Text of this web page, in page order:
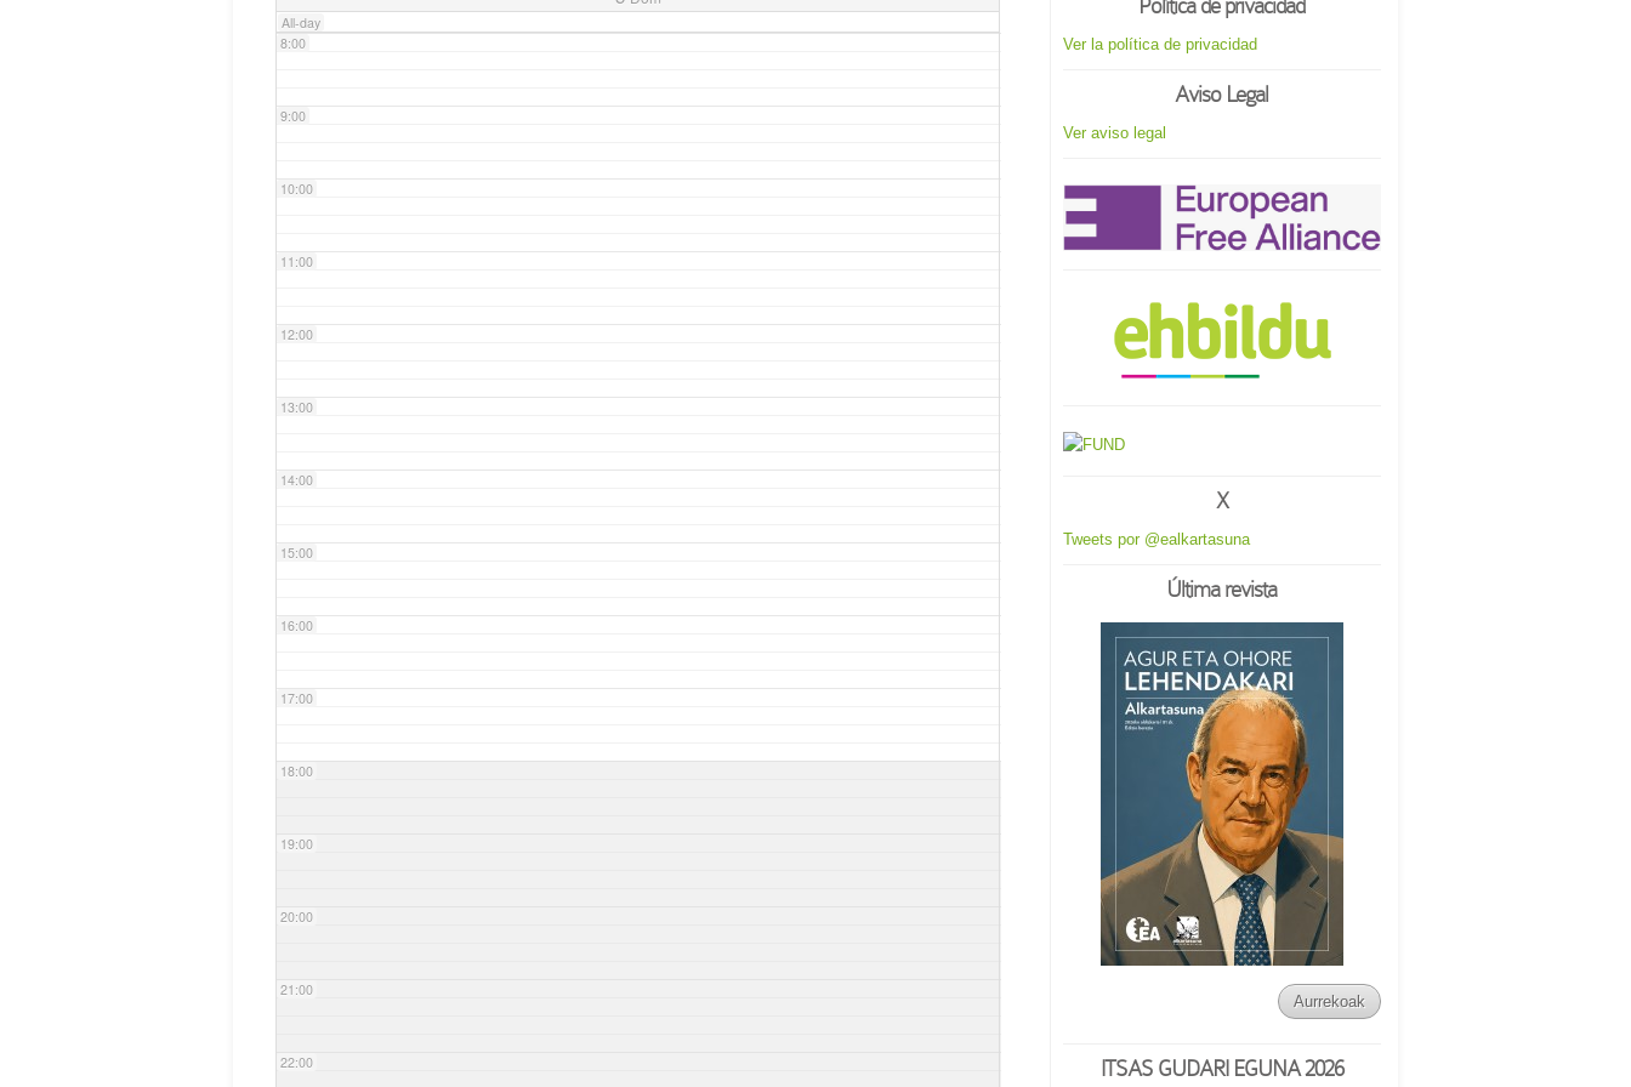
All-day
8:00
9:00
10:00
11:00
12:00
13:00
14:00
15:00
16:00
17:00
18:00
19:00
20:00
21:00
22:00
Política de privacidad
Ver la política de privacidad
Aviso Legal
Ver aviso legal
X
Tweets por @ealkartasuna
Última revista
Aurrekoak
ITSAS GUDARI EGUNA 2026